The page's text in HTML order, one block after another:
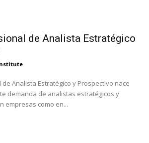
de Analista Estratégico
Analista Estratégico y Prospectivo nace
demanda de analistas estratégicos y
empresas como en...